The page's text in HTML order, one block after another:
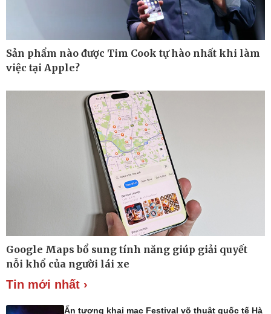
Ảnh
Video
E-Magazine
Infographic
Bất động sản
Khởi nghiệp
Thị trường
Giá vàng
Tiêu dùng
Sản phẩm nào được Tim Cook tự hào nhất khi làm
việc tại Apple?
Google Maps bổ sung tính năng giúp giải quyết
nỗi khổ của người lái xe
Tin mới nhất ›
Ấn tượng khai mạc Festival võ thuật quốc tế Hà